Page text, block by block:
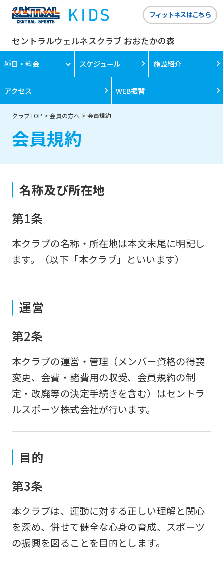
セントラルウェルネスクラブ おおたかの森
フィットネスはこちら
種目・料金 スケジュール 施設紹介
アクセス WEB振替
クラブTOP 会員の方へ 会員規約
会員規約
名称及び所在地
第1条
本クラブの名称・所在地は本文末尾に明記し
ます。（以下「本クラブ」といいます）
運営
第2条
本クラブの運営・管理（メンバー資格の得喪
変更、会費・諸費用の収受、会員規約の制
定・改廃等の決定手続きを含む）はセントラ
ルスポーツ株式会社が行います。
目的
第3条
本クラブは、運動に対する正しい理解と関心
を深め、併せて健全な心身の育成、スポーツ
の振興を図ることを目的とします。